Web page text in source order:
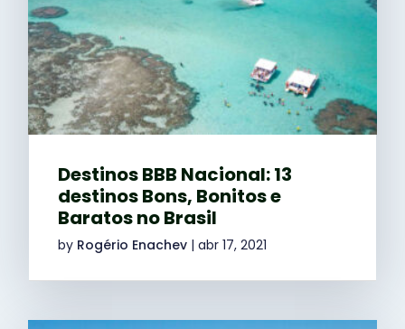
Destinos BBB Nacional: 13
destinos Bons, Bonitos e
Baratos no Brasil
by Rogério Enachev |abr 17, 2021